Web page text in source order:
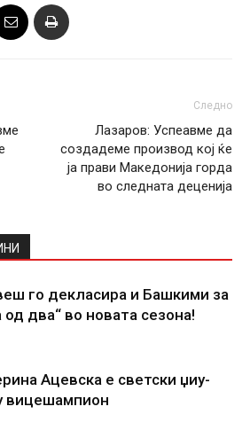
Следно
Лазаров: Успеавме да
создадеме производ кој ќе
ја прави Македонија горда
во следната деценија
го декласира и Башкими за
од два“ во новата сезона!
Ацевска е светски џиу-
вицешампион